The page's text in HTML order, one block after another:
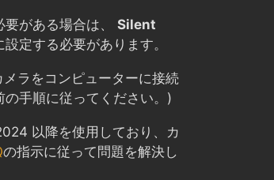
がある場合は、 Silent
設定する必要があります。
ラをコンピューターに接続
手順に従ってください。)
以降を使用しており、カ
の指示に従って問題を解決し